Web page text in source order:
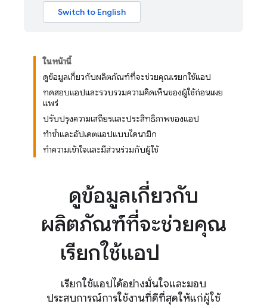
ในหน้านี้
ดูข้อมูลเกี่ยวกับผลิตภัณฑ์ที่จะช่วยคุณเรียกใช้แอป
ทดสอบแอปและรวบรวมความคิดเห็นของผู้ใช้ก่อนเผย
แพร่
ปรับปรุงความเสถียรและประสิทธิภาพของแอป
ทำซ้ำและอัปเดตแอปแบบไดนามิก
ทำความเข้าใจและมีส่วนร่วมกับผู้ใช้
ดูข้อมูลเกี่ยวกับ
ผลิตภัณฑ์ที่จะช่วยคุณ
เรียกใช้แอป
เรียกใช้แอปได้อย่างมั่นใจและมอบ
ประสบการณ์การใช้งานที่ดีที่สุดให้แก่ผู้ใช้